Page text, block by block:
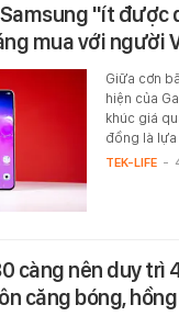
"ít được
mua với người
Giữa cơn
hiện của
khúc giá
đồng là
TEK-LIFE -
càng nên duy trì
căng bóng,